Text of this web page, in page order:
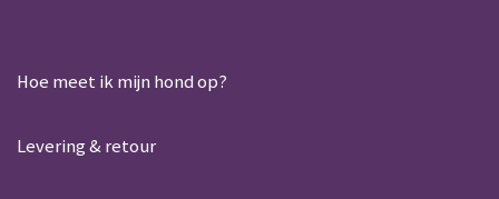
Hoe meet ik mijn hond op?
Levering & retour